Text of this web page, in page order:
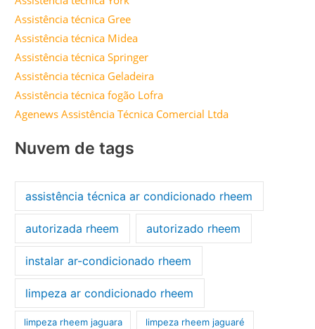
Assistência técnica Gree
Assistência técnica Midea
Assistência técnica Springer
Assistência técnica Geladeira
Assistência técnica fogão Lofra
Agenews Assistência Técnica Comercial Ltda
Nuvem de tags
assistência técnica ar condicionado rheem
autorizada rheem autorizado rheem
instalar ar-condicionado rheem
limpeza ar condicionado rheem
limpeza rheem jaguara limpeza rheem jaguaré